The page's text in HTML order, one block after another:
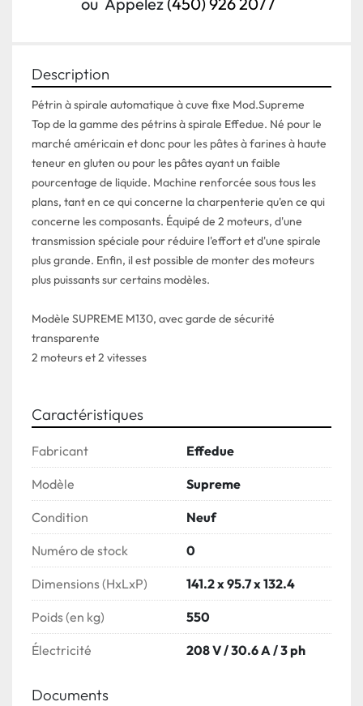
Description
Pétrin à spirale automatique à cuve fixe Mod.Supreme
Top de la gamme des pétrins à spirale Effedue. Né pour le
marché américain et donc pour les pâtes à farines à haute
teneur en gluten ou pour les pâtes ayant un faible
pourcentage de liquide. Machine renforcée sous tous les
plans, tant en ce qui concerne la charpenterie qu'en ce qui
concerne les composants. Équipé de 2 moteurs, d'une
transmission spéciale pour réduire l'effort et d'une spirale
plus grande. Enfin, il est possible de monter des moteurs
plus puissants sur certains modèles.
Modèle SUPREME M130, avec garde de sécurité
transparente
2 moteurs et 2 vitesses
Caractéristiques
Fabricant Effedue
Modèle Supreme
Condition Neuf
Numéro de stock 0
Dimensions (HxLxP) 141.2 x 95.7 x 132.4
Poids (en kg) 550
Électricité 208 V / 30.6 A / 3 ph
Documents